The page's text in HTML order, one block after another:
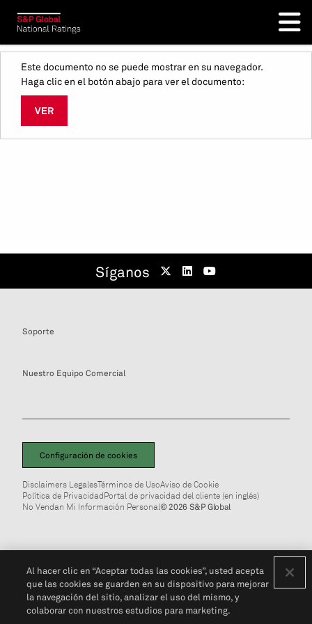
Este documento no se puede mostrar en su navegador.
Haga clic en el botón abajo para ver el documento:
VER
Síganos
Soporte
Nuestro Equipo Comercial
Configuración de cookies
Disclaimers LegalesTérminos de UsoAviso de Cookie
Política de PrivacidadPortal de privacidad del cliente (en inglés)
No Vendan Mi Información Personal© 2026 S&P Global
Al hacer clic en “Aceptar todas las cookies”, usted acepta
que las cookies se guarden en su dispositivo para mejorar
la navegación del sitio, analizar el uso del mismo, y
colaborar con nuestros estudios para marketing.